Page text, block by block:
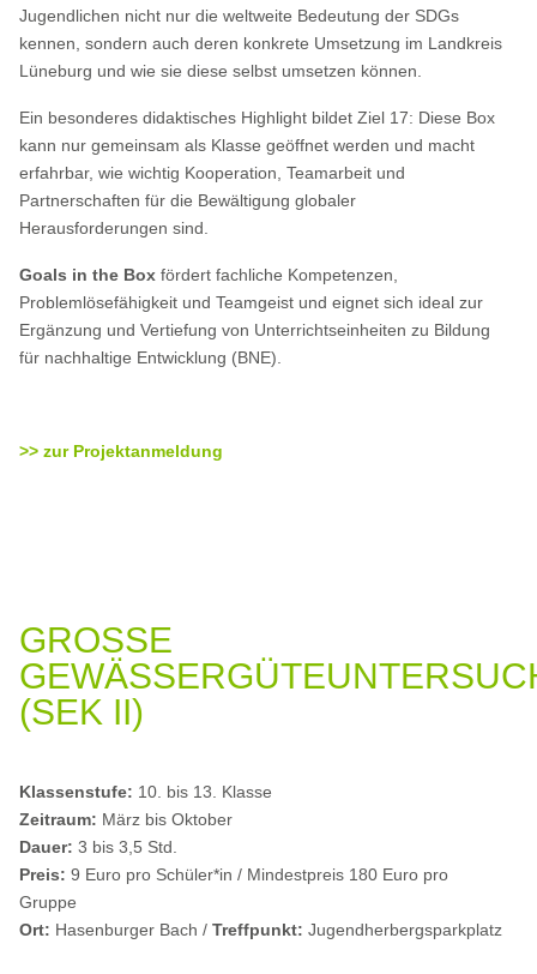
Jugendlichen nicht nur die weltweite Bedeutung der SDGs
kennen, sondern auch deren konkrete Umsetzung im Landkreis
Lüneburg und wie sie diese selbst umsetzen können.
Ein besonderes didaktisches Highlight bildet Ziel 17: Diese Box
kann nur gemeinsam als Klasse geöffnet werden und macht
erfahrbar, wie wichtig Kooperation, Teamarbeit und
Partnerschaften für die Bewältigung globaler
Herausforderungen sind.
Goals in the Box fördert fachliche Kompetenzen,
Problemlösefähigkeit und Teamgeist und eignet sich ideal zur
Ergänzung und Vertiefung von Unterrichtseinheiten zu Bildung
für nachhaltige Entwicklung (BNE).
>> zur Projektanmeldung
GROSSE G
SEK II)
Klassenstufe: 10. bis 13. Klasse
Zeitraum: März bis Oktober
Dauer: 3 bis 3,5 Std.
Preis: 9 Euro pro Schüler*in / Mindestpreis 180 Euro pro
Gruppe
Ort: Hasenburger Bach /Treffpunkt: Jugendherbergsparkplatz